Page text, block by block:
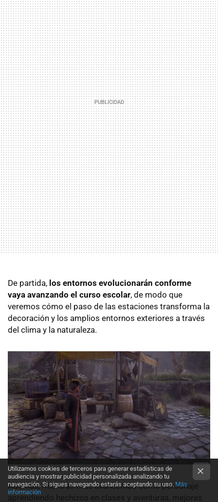
De partida, los entornos evolucionarán conforme
vaya avanzando el curso escolar, de modo que
veremos cómo el paso de las estaciones transforma la
decoración y los amplios entornos exteriores a través
del clima y la naturaleza.
Además, mientras más avancemos como personaje
aprendiendo hechizos en clases y aventuras, mejores
Utilizamos cookies de terceros para generar estadísticas de
audiencia y mostrar publicidad personalizada analizando tu
navegación. Si sigues navegando estarás aceptando su uso. Más
información